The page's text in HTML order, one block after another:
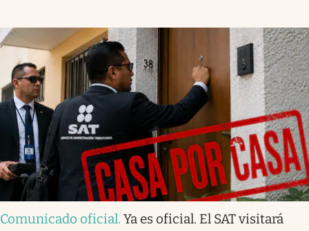
Comunicado oficial. Ya es oficial. El SAT visitará